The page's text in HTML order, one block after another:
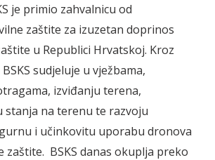
je primio zahvalnicu od
zaštite za izuzetan doprinos
u Republici Hrvatskoj. Kroz
sudjeluje u vježbama,
izviđanju terena,
na terenu te razvoju
i učinkovitu uporabu dronova
zaštite. BSKS danas okuplja preko